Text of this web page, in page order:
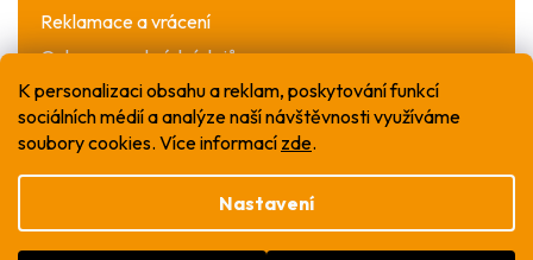
K personalizaci obsahu a reklam, poskytování funkcí
sociálních médií a analýze naší návštěvnosti využíváme
soubory cookies. Více informací zde.
Nastavení
Reklamace a vrácení
Ochrana osobních údajů